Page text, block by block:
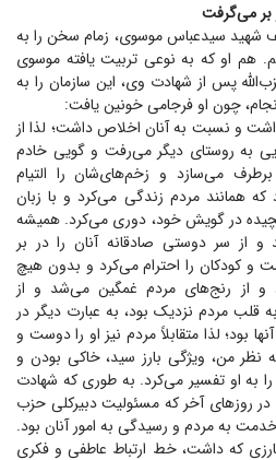
بر می‌گرفت
شهید سیدعباس موسوی، زمام سخن را به
هم او که به نوعی تربیت یافته موسوی
زعامت حزب‌الله پس از شهادت وی، این سازمان را به
چون او فرجامی خونین یافت:
و نسبت به آنان اخلاص داشت؛ لذا از
به روستای دیگر می‌رفت و گویی خادم
می‌سازد و زخم‌های‌شان را التیام
همانند مردم زندگی می‌کرد و با زبان
در گویش خود، دوری می‌کرد. همیشه
و از سر دوستی صادقانه آنان را در بر
و کودکان را احترام می‌کرد و بدون هیچ
از رنج‌های مردم غمگین می‌شد و از
مردم نزدیک بود، به عبارت دیگر در
لذا متقابلاً مردم نیز او را دوست و
من، ویژگی بارز سید، خاکی بودن و
به او تفسیر می‌کرد. به طوری که شهادت
در روز‌های آخر که مسئولیت دبیرکلی حزب
خدمت به مردم و رسیدگی به امور آنان بود.
که داشت، خط ارتباط عاطفی و فکری